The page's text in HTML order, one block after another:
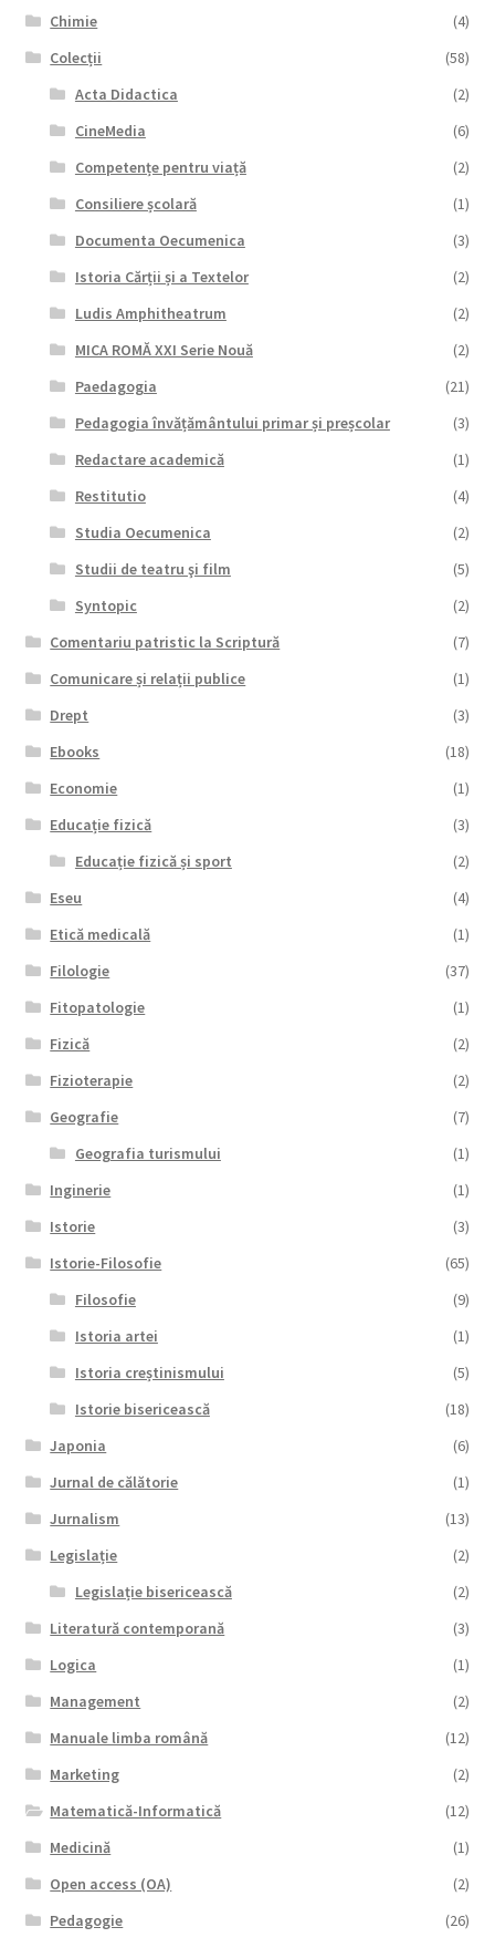
Chimie
(4)
Colecții
(58)
Acta Didactica
(2)
CineMedia
(6)
Competențe pentru viață
(2)
Consiliere școlară
(1)
Documenta Oecumenica
(3)
Istoria Cărții și a Textelor
(2)
Ludis Amphitheatrum
(2)
MICA ROMĂ XXI Serie Nouă
(2)
Paedagogia
(21)
Pedagogia învățământului primar și preșcolar
(3)
Redactare academică
(1)
Restitutio
(4)
Studia Oecumenica
(2)
Studii de teatru şi film
(5)
Syntopic
(2)
Comentariu patristic la Scriptură
(7)
Comunicare și relații publice
(1)
Drept
(3)
Ebooks
(18)
Economie
(1)
Educație fizică
(3)
Educație fizică și sport
(2)
Eseu
(4)
Etică medicală
(1)
Filologie
(37)
Fitopatologie
(1)
Fizică
(2)
Fizioterapie
(2)
Geografie
(7)
Geografia turismului
(1)
Inginerie
(1)
Istorie
(3)
Istorie-Filosofie
(65)
Filosofie
(9)
Istoria artei
(1)
Istoria creștinismului
(5)
Istorie bisericească
(18)
Japonia
(6)
Jurnal de călătorie
(1)
Jurnalism
(13)
Legislație
(2)
Legislație bisericească
(2)
Literatură contemporană
(3)
Logica
(1)
Management
(2)
Manuale limba română
(12)
Marketing
(2)
Matematică-Informatică
(12)
Medicină
(1)
Open access (OA)
(2)
Pedagogie
(26)